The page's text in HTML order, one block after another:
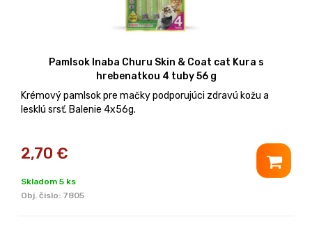
Pamlsok Inaba Churu Skin & Coat cat Kura s
hrebenatkou 4 tuby 56 g
Krémový pamlsok pre mačky podporujúci zdravú kožu a
lesklú srsť. Balenie 4x56g.
2,70 €
Skladom 5 ks
Obj. čislo: 7805